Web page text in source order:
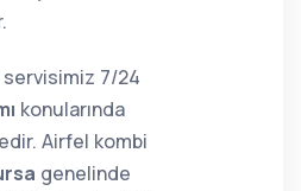
7/24
konularında
Airfel kombi
genelinde